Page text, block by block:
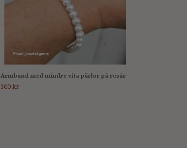
Armband med mindre vita pärlor på resår
300 kr